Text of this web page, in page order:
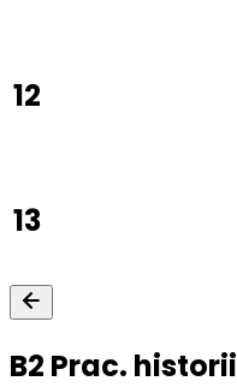
12
13
B2 Prac. historii